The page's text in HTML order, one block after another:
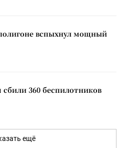
вспыхнул мощный
360 беспилотников
ещё